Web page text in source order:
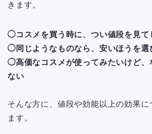
きます。
◯コスメを買う時に、つい値段を見
◯同じようなものなら、安いほうを選
◯高価なコスメが使ってみたいけど、
ない
そんな方に、値段や効能以上の効果に
ます。